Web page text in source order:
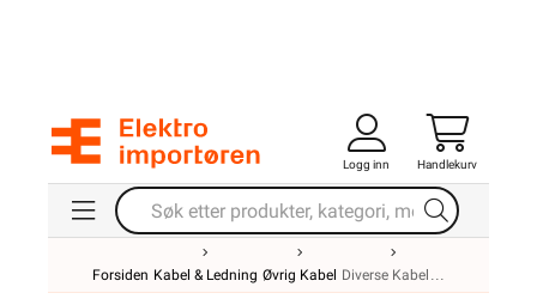
Logg inn Handlekurv
Forsiden Kabel & Ledning Øvrig Kabel Diverse Kabel